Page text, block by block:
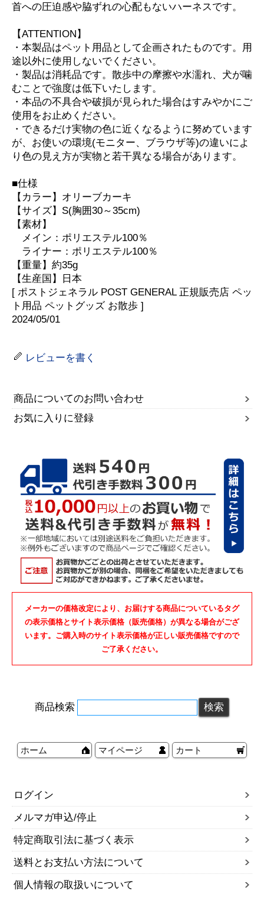
首への圧迫感や脇ずれの心配もないハーネスです。
【ATTENTION】
・本製品はペット用品として企画されたものです。用
途以外に使用しないでください。
・製品は消耗品です。散歩中の摩擦や水濡れ、犬が噛
むことで強度は低下いたします。
・本品の不具合や破損が見られた場合はすみやかにご
使用をお止めください。
・できるだけ実物の色に近くなるように努めています
が、お使いの環境(モニター、ブラウザ等)の違いによ
り色の見え方が実物と若干異なる場合があります。
■仕様
【カラー】オリーブカーキ
【サイズ】S(胸囲30～35cm)
【素材】
メイン：ポリエステル100％
ライナー：ポリエステル100％
【重量】約35g
【生産国】日本
[ ポストジェネラル POST GENERAL 正規販売店 ペッ
ト用品 ペットグッズ お散歩 ]
2024/05/01
レビューを書く
商品についてのお問い合わせ
お気に入りに登録
メーカーの価格改定により、お届けする商品についているタグ
の表示価格とサイト表示価格（販売価格）が異なる場合がござ
います。ご購入時のサイト表示価格が正しい販売価格ですので
ご了承ください。
商品検索
ホーム マイページ カート
ログイン
メルマガ申込/停止
特定商取引法に基づく表示
送料とお支払い方法について
個人情報の取扱いについて